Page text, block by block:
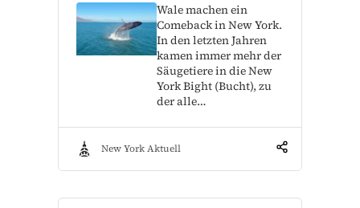
Wale machen ein
Comeback in New York.
In den letzten Jahren
kamen immer mehr der
Säugetiere in die New
York Bight (Bucht), zu
der alle…
New York Aktuell